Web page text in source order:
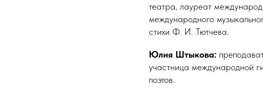
театра, лауреат
международного
стихи Ф. И. Тютчева.
Юлия Штыкова:
участница международной
поэтов.